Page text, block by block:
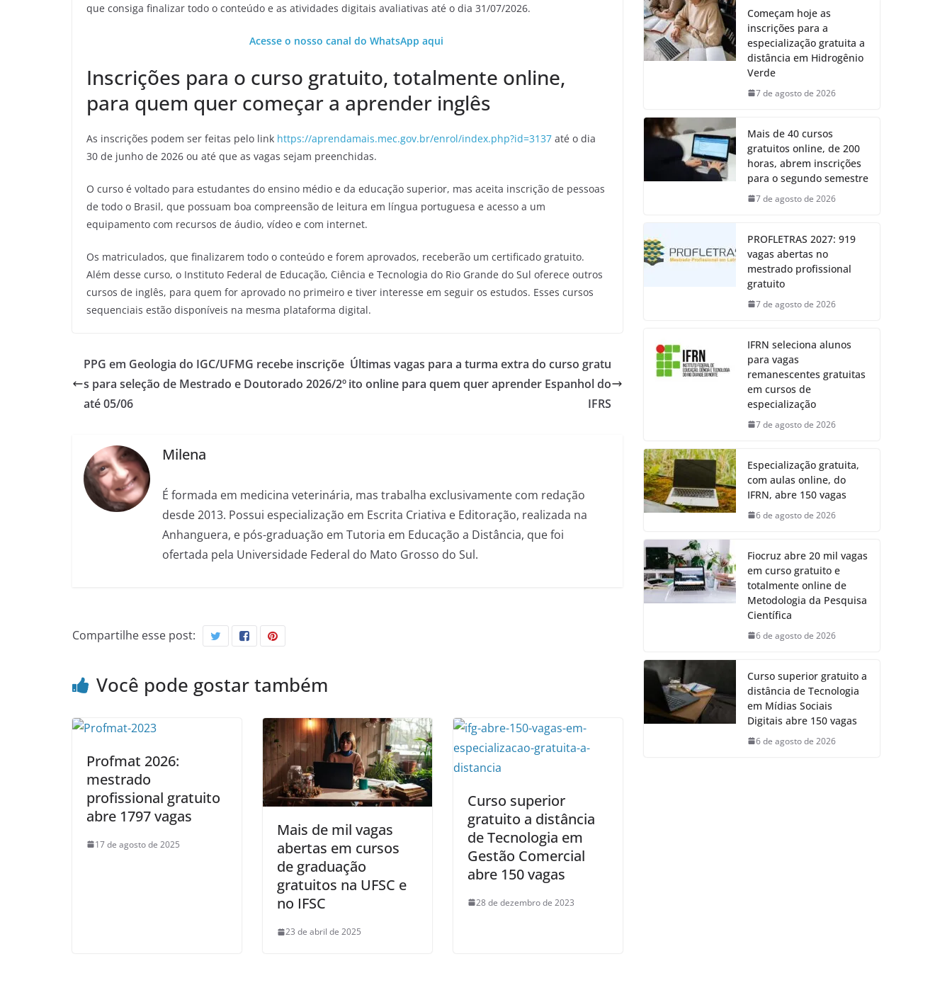
que consiga finalizar todo o conteúdo e as atividades digitais avaliativas até o dia 31/07/2026.
Acesse o nosso canal do WhatsApp aqui
Inscrições para o curso gratuito, totalmente online,
para quem quer começar a aprender inglês
As inscrições podem ser feitas pelo link https://aprendamais.mec.gov.br/enrol/index.php?id=3137 até o dia
30 de junho de 2026 ou até que as vagas sejam preenchidas.
O curso é voltado para estudantes do ensino médio e da educação superior, mas aceita inscrição de pessoas
de todo o Brasil, que possuam boa compreensão de leitura em língua portuguesa e acesso a um
equipamento com recursos de áudio, vídeo e com internet.
Os matriculados, que finalizarem todo o conteúdo e forem aprovados, receberão um certificado gratuito.
Além desse curso, o Instituto Federal de Educação, Ciência e Tecnologia do Rio Grande do Sul oferece outros
cursos de inglês, para quem for aprovado no primeiro e tiver interesse em seguir os estudos. Esses cursos
sequenciais estão disponíveis na mesma plataforma digital.
PPG em Geologia do IGC/UFMG recebe inscriçõe
s para seleção de Mestrado e Doutorado 2026/2º
até 05/06
Últimas vagas para a turma extra do curso gratu
ito online para quem quer aprender Espanhol do
IFRS
Milena
É formada em medicina veterinária, mas trabalha exclusivamente com redação
desde 2013. Possui especialização em Escrita Criativa e Editoração, realizada na
Anhanguera, e pós-graduação em Tutoria em Educação a Distância, que foi
ofertada pela Universidade Federal do Mato Grosso do Sul.
Compartilhe esse post:
Você pode gostar também
Profmat 2026:
mestrado
profissional gratuito
abre 1797 vagas
17 de agosto de 2025
Mais de mil vagas
abertas em cursos
de graduação
gratuitos na UFSC e
no IFSC
23 de abril de 2025
Curso superior
gratuito a distância
de Tecnologia em
Gestão Comercial
abre 150 vagas
28 de dezembro de 2023
Começam hoje as
inscrições para a
especialização gratuita a
distância em Hidrogênio
Verde
7 de agosto de 2026
Mais de 40 cursos
gratuitos online, de 200
horas, abrem inscrições
para o segundo semestre
7 de agosto de 2026
PROFLETRAS 2027: 919
vagas abertas no
mestrado profissional
gratuito
7 de agosto de 2026
IFRN seleciona alunos
para vagas
remanescentes gratuitas
em cursos de
especialização
7 de agosto de 2026
Especialização gratuita,
com aulas online, do
IFRN, abre 150 vagas
6 de agosto de 2026
Fiocruz abre 20 mil vagas
em curso gratuito e
totalmente online de
Metodologia da Pesquisa
Científica
6 de agosto de 2026
Curso superior gratuito a
distância de Tecnologia
em Mídias Sociais
Digitais abre 150 vagas
6 de agosto de 2026